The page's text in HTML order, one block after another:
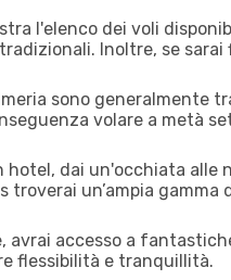
l'elenco dei voli
Inoltre, se
sono generalmente
volare a metà
dai un'occhiata alle
un’ampia
avrai accesso a
flessibilità e tranquillità.